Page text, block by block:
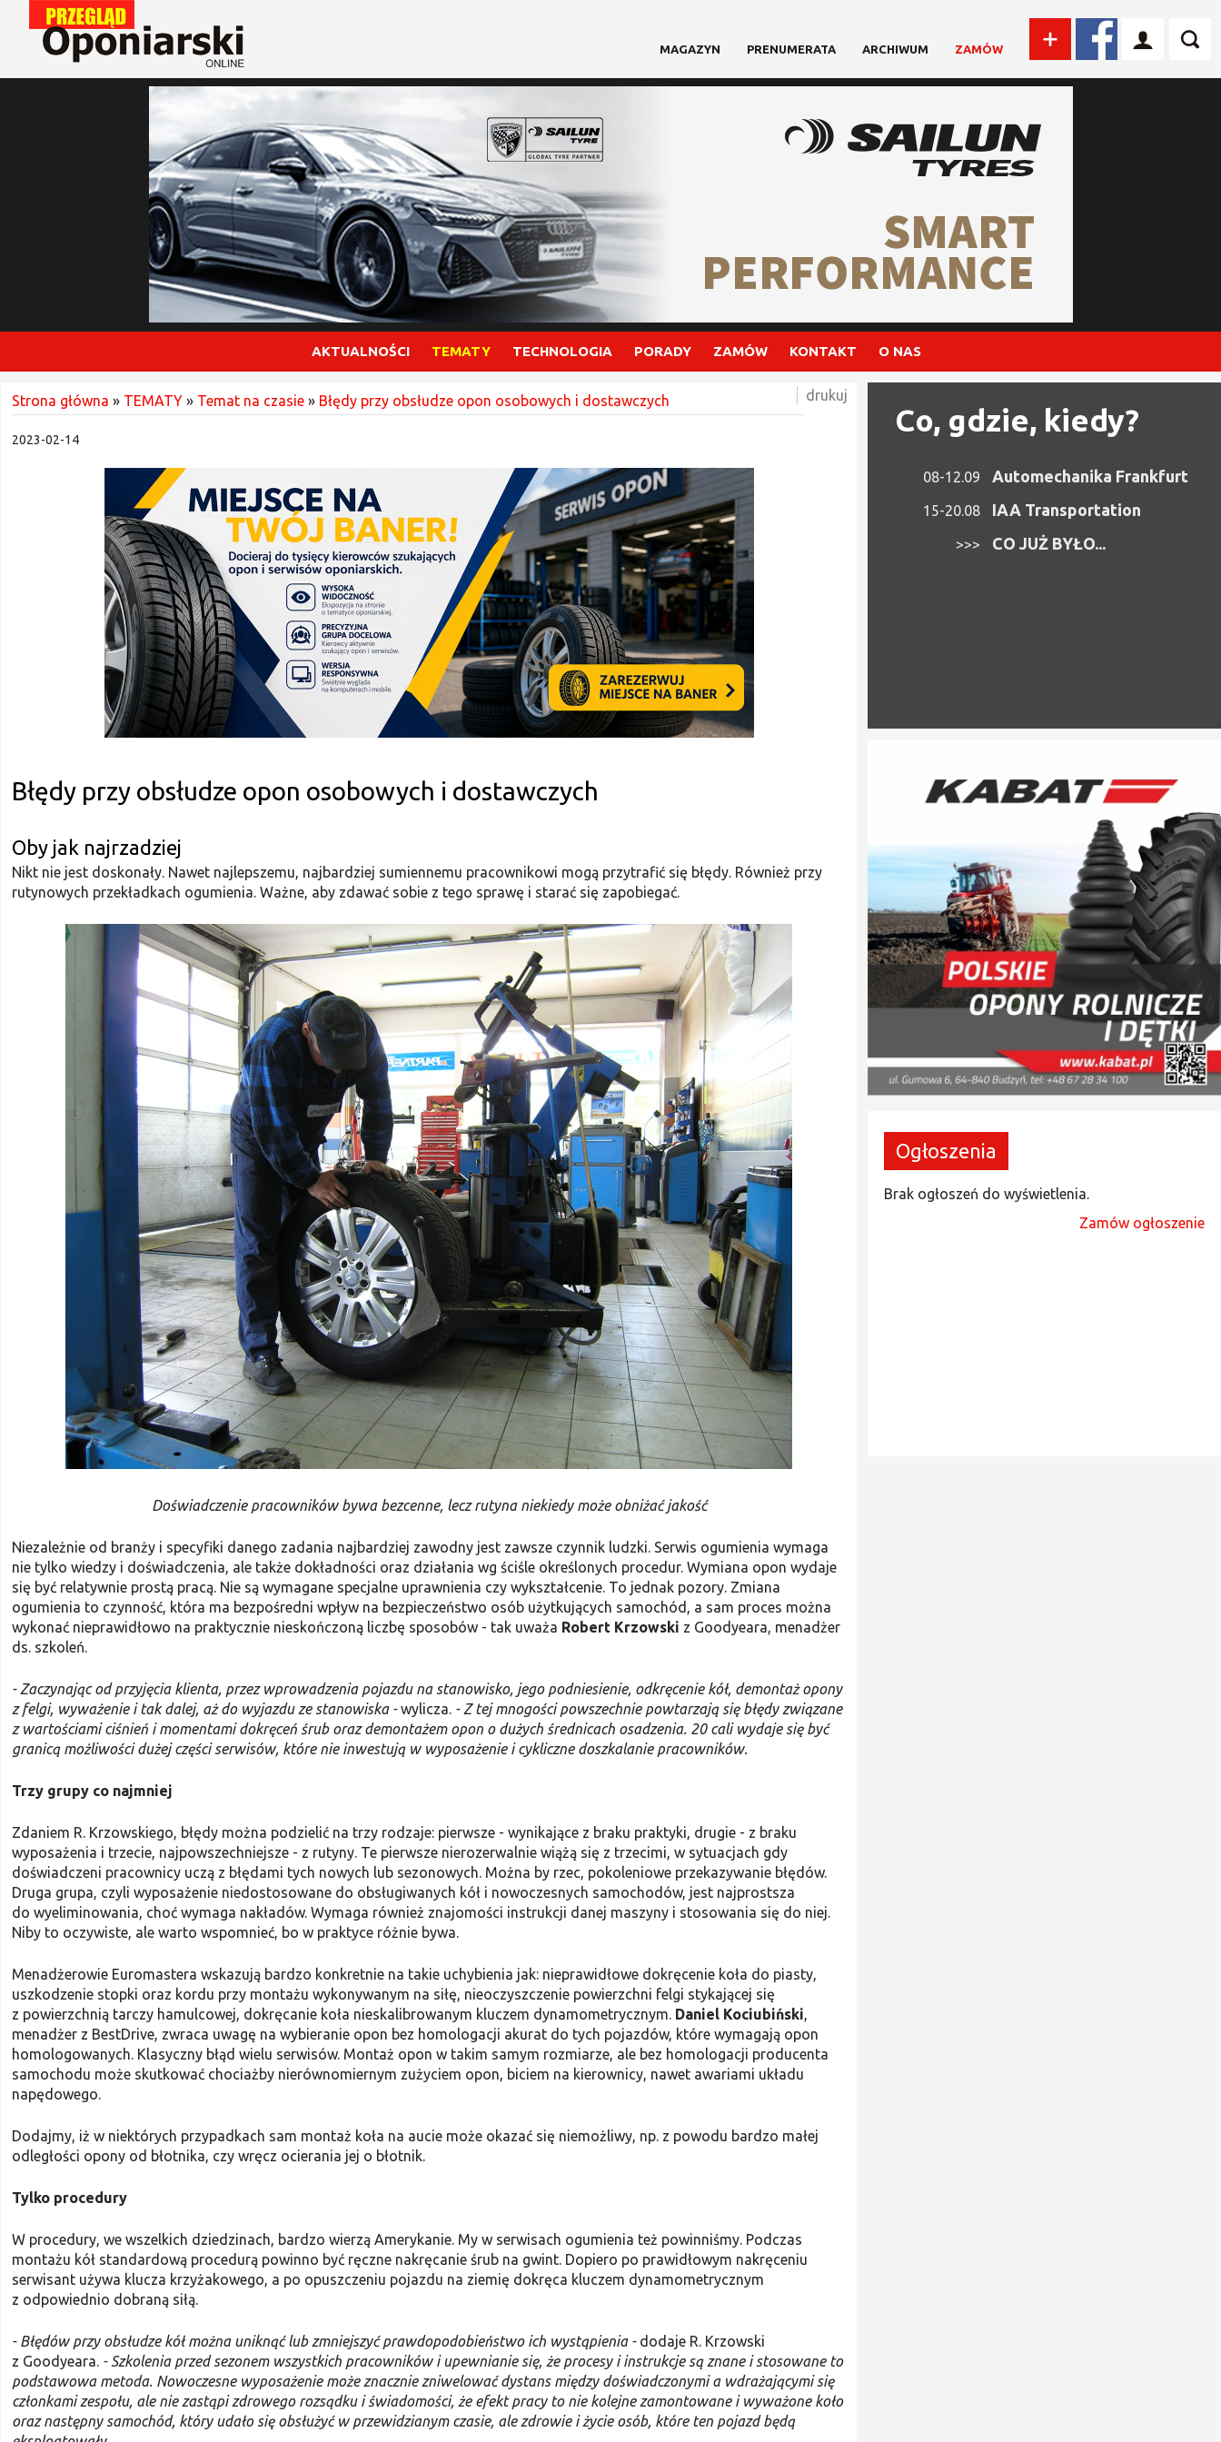
MAGAZYN PRENUMERATA ARCHIWUM ZAMÓW
AKTUALNOŚCI TEMATY TECHNOLOGIA PORADY ZAMÓW KONTAKT O NAS
Strona główna » TEMATY » Temat na czasie » Błędy przy obsłudze opon osobowych i dostawczych
2023-02-14
Błędy przy obsłudze opon osobowych i dostawczych
Oby jak najrzadziej
Nikt nie jest doskonały. Nawet najlepszemu, najbardziej sumiennemu pracownikowi mogą przytrafić się błędy. Również przy
rutynowych przekładkach ogumienia. Ważne, aby zdawać sobie z tego sprawę i starać się zapobiegać.
Doświadczenie pracowników bywa bezcenne, lecz rutyna niekiedy może obniżać jakość
Niezależnie od branży i specyfiki danego zadania najbardziej zawodny jest zawsze czynnik ludzki. Serwis ogumienia wymaga
nie tylko wiedzy i doświadczenia, ale także dokładności oraz działania wg ściśle określonych procedur. Wymiana opon wydaje
się być relatywnie prostą pracą. Nie są wymagane specjalne uprawnienia czy wykształcenie. To jednak pozory. Zmiana
ogumienia to czynność, która ma bezpośredni wpływ na bezpieczeństwo osób użytkujących samochód, a sam proces można
wykonać nieprawidłowo na praktycznie nieskończoną liczbę sposobów - tak uważa Robert Krzowski z Goodyeara, menadżer
ds. szkoleń.
- Zaczynając od przyjęcia klienta, przez wprowadzenia pojazdu na stanowisko, jego podniesienie, odkręcenie kół, demontaż opony
z felgi, wyważenie i tak dalej, aż do wyjazdu ze stanowiska -wylicza. - Z tej mnogości powszechnie powtarzają się błędy związane
z wartościami ciśnień i momentami dokręceń śrub oraz demontażem opon o dużych średnicach osadzenia. 20 cali wydaje się być
granicą możliwości dużej części serwisów, które nie inwestują w wyposażenie i cykliczne doszkalanie pracowników.
Trzy grupy co najmniej
Zdaniem R. Krzowskiego, błędy można podzielić na trzy rodzaje: pierwsze - wynikające z braku praktyki, drugie - z braku
wyposażenia i trzecie, najpowszechniejsze - z rutyny. Te pierwsze nierozerwalnie wiążą się z trzecimi, w sytuacjach gdy
doświadczeni pracownicy uczą z błędami tych nowych lub sezonowych. Można by rzec, pokoleniowe przekazywanie błędów.
Druga grupa, czyli wyposażenie niedostosowane do obsługiwanych kół i nowoczesnych samochodów, jest najprostsza
do wyeliminowania, choć wymaga nakładów. Wymaga również znajomości instrukcji danej maszyny i stosowania się do niej.
Niby to oczywiste, ale warto wspomnieć, bo w praktyce różnie bywa.
Menadżerowie Euromastera wskazują bardzo konkretnie na takie uchybienia jak: nieprawidłowe dokręcenie koła do piasty,
uszkodzenie stopki oraz kordu przy montażu wykonywanym na siłę, nieoczyszczenie powierzchni felgi stykającej się
z powierzchnią tarczy hamulcowej, dokręcanie koła nieskalibrowanym kluczem dynamometrycznym. Daniel Kociubiński,
menadżer z BestDrive, zwraca uwagę na wybieranie opon bez homologacji akurat do tych pojazdów, które wymagają opon
homologowanych. Klasyczny błąd wielu serwisów. Montaż opon w takim samym rozmiarze, ale bez homologacji producenta
samochodu może skutkować chociażby nierównomiernym zużyciem opon, biciem na kierownicy, nawet awariami układu
napędowego.
Dodajmy, iż w niektórych przypadkach sam montaż koła na aucie może okazać się niemożliwy, np. z powodu bardzo małej
odległości opony od błotnika, czy wręcz ocierania jej o błotnik.
Tylko procedury
W procedury, we wszelkich dziedzinach, bardzo wierzą Amerykanie. My w serwisach ogumienia też powinniśmy. Podczas
montażu kół standardową procedurą powinno być ręczne nakręcanie śrub na gwint. Dopiero po prawidłowym nakręceniu
serwisant używa klucza krzyżakowego, a po opuszczeniu pojazdu na ziemię dokręca kluczem dynamometrycznym
z odpowiednio dobraną siłą.
- Błędów przy obsłudze kół można uniknąć lub zmniejszyć prawdopodobieństwo ich wystąpienia - dodaje R. Krzowski
z Goodyeara. - Szkolenia przed sezonem wszystkich pracowników i upewnianie się, że procesy i instrukcje są znane i stosowane to
podstawowa metoda. Nowoczesne wyposażenie może znacznie zniwelować dystans między doświadczonymi a wdrażającymi się
członkami zespołu, ale nie zastąpi zdrowego rozsądku i świadomości, że efekt pracy to nie kolejne zamontowane i wyważone koło
oraz następny samochód, który udało się obsłużyć w przewidzianym czasie, ale zdrowie i życie osób, które ten pojazd będą
drukuj
Co, gdzie, kiedy?
08-12.09 Automechanika Frankfurt
15-20.08 IAA Transportation
>>> CO JUŻ BYŁO...
Ogłoszenia
Brak ogłoszeń do wyświetlenia.
Zamów ogłoszenie